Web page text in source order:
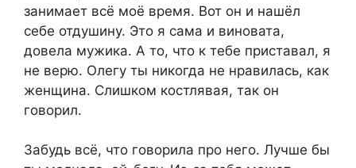
занимает всё моё время. Вот он и нашёл
себе отдушину. Это я сама и виновата,
довела мужика. А то, что к тебе приставал, я
не верю. Олегу ты никогда не нравилась, как
женщина. Слишком костлявая, так он
говорил.
Забудь всё, что говорила про него. Лучше бы